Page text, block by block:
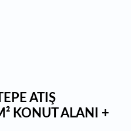
ATIŞ
KONUT ALANI +